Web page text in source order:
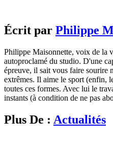
Écrit par Philippe
Philippe Maisonnette, voix de la
autoproclamé du studio. D'une
épreuve, il sait vous faire sourire
extrêmes. Il aime le sport (enfin,
toutes ces formes. Avec lui le
instants (à condition de ne pas
Plus De : Actualités